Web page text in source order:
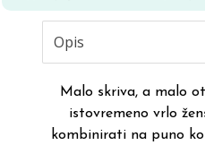
Malo skriva, a malo
istovremeno vrlo
kombinirati na puno